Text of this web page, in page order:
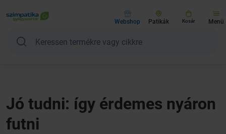
Webshop Patikák Kosár Menü
Jó tudni: így érdemes nyáron
futni